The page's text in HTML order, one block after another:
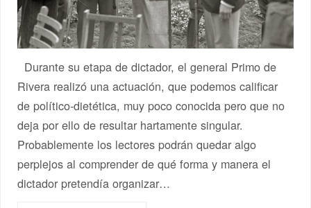
Durante su etapa de dictador, el general Primo de
Rivera realizó una actuación, que podemos calificar
de político-dietética, muy poco conocida pero que no
deja por ello de resultar hartamente singular.
Probablemente los lectores podrán quedar algo
perplejos al comprender de qué forma y manera el
dictador pretendía organizar…